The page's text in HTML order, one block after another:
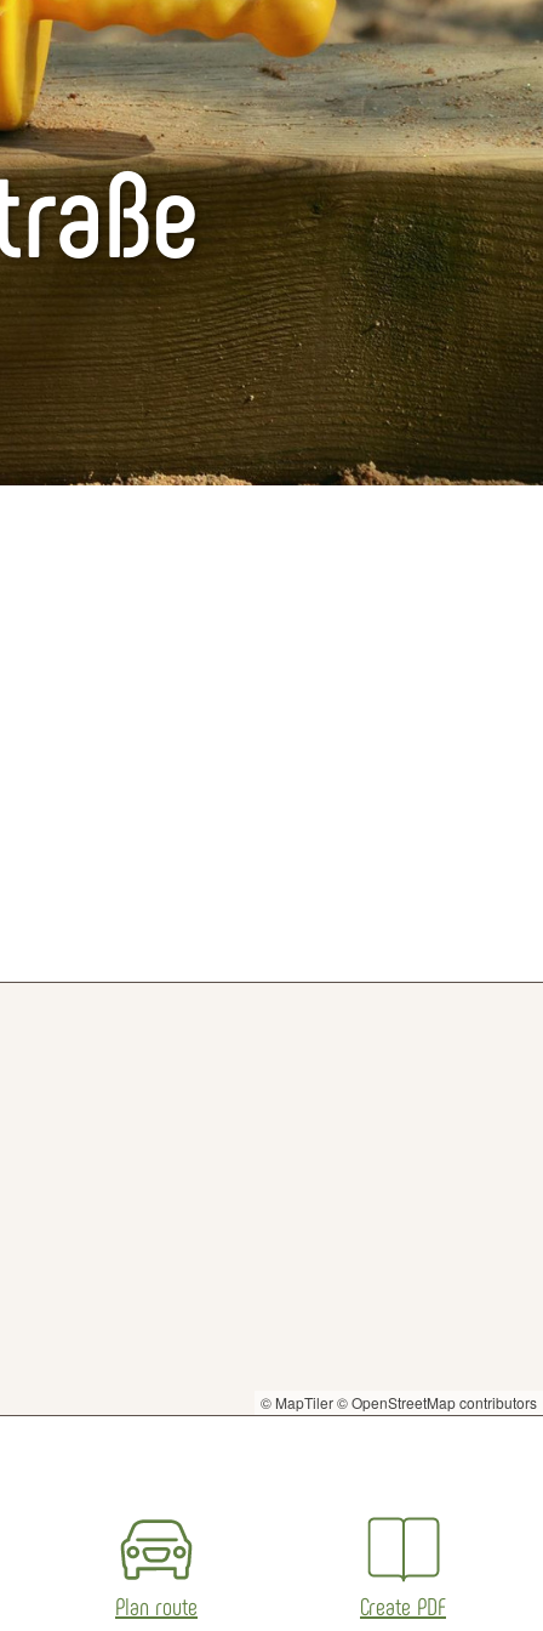
© MapTiler© OpenStreetMap contributors
Plan route Create PDF